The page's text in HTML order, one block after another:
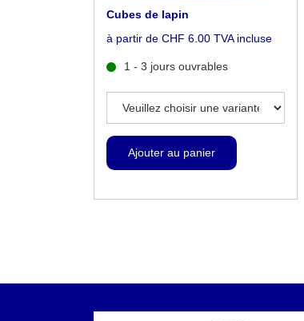
Cubes de lapin
à partir de CHF 6.00 TVA incluse
1 - 3 jours ouvrables